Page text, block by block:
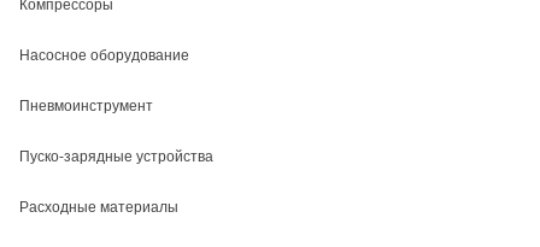
Компрессоры
Насосное оборудование
Пневмоинструмент
Пуско-зарядные устройства
Расходные материалы